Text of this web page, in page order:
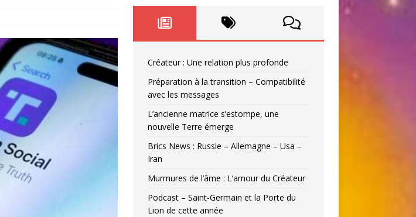
Créateur : Une relation plus profonde
Préparation à la transition – Compatibilité
avec les messages
L’ancienne matrice s’estompe, une
nouvelle Terre émerge
Brics News : Russie – Allemagne – Usa –
Iran
Murmures de l’âme : L’amour du Créateur
Podcast – Saint-Germain et la Porte du
Lion de cette année